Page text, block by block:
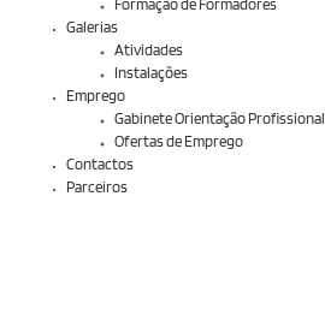
Formação de Formadores
Galerias
Atividades
Instalações
Emprego
Gabinete Orientação Profissional
Ofertas de Emprego
Contactos
Parceiros